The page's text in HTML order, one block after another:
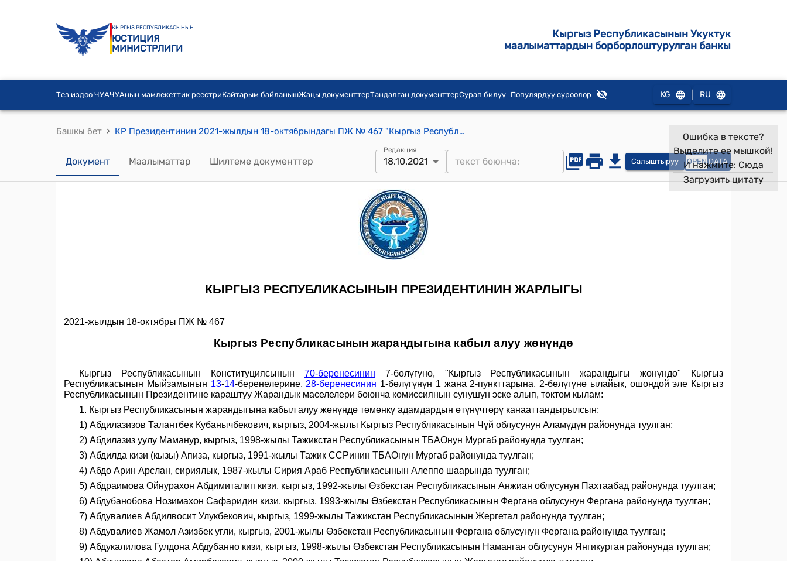
КЫРГЫЗ РЕСПУБЛИКАСЫНЫН
ЮСТИЦИЯ
МИНИСТРЛИГИ
Кыргыз Республикасынын Укуктук
маалыматтардын борборлоштурулган банкы
Тез издөө ЧУАЧУАнын мамлекеттик реестриКайтарым байланышЖаңы документтерТандалган документтерСурап билүү Популярдуу суроолор KG RU
Башкы бет › КР Президентинин 2021-жылдын 18-октябрындагы ПЖ № 467 "Кыргыз Республикасынын жарандыгына кабыл алуу жөнүндө" Жарлыгы
Документ Маалыматтар Шилтеме документтер
Редакция
18.10.2021 Салыштыруу OPEN DATA
Ошибка в тексте?
Выделите ее мышкой!
И нажмите: Сюда
Загрузить цитату